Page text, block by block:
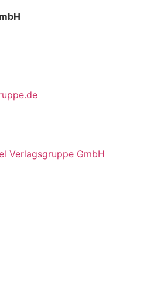
Verlagsgruppe GmbH